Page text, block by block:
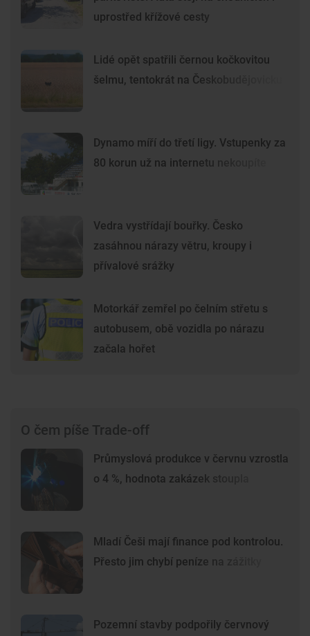
uprostřed křížové cesty
Lidé opět spatřili černou kočkovitou
šelmu, tentokrát na Českobudějovicku
Dynamo míří do třetí ligy. Vstupenky za
80 korun už na internetu nekoupíte
Vedra vystřídají bouřky. Česko
zasáhnou nárazy větru, kroupy i
přívalové srážky
Motorkář zemřel po čelním střetu s
autobusem, obě vozidla po nárazu
začala hořet
O čem píše Trade-off
Průmyslová produkce v červnu vzrostla
o 4 %, hodnota zakázek stoupla
Mladí Češi mají finance pod kontrolou.
Přesto jim chybí peníze na zážitky
Pozemní stavby podpořily červnový